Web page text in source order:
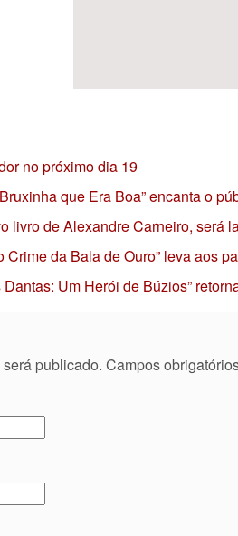
no próximo dia 19
que Era Boa” encanta o
livro de Alexandre Carneiro, será
Crime da Bala de Ouro” leva aos
Um Herói de Búzios”
publicado. Campos